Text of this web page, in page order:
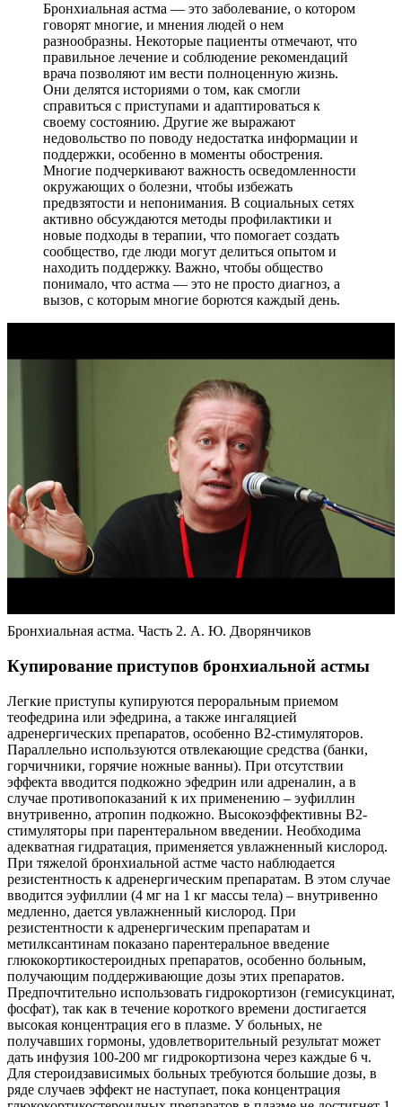
Бронхиальная астма — это заболевание, о котором
говорят многие, и мнения людей о нем
разнообразны. Некоторые пациенты отмечают, что
правильное лечение и соблюдение рекомендаций
врача позволяют им вести полноценную жизнь.
Они делятся историями о том, как смогли
справиться с приступами и адаптироваться к
своему состоянию. Другие же выражают
недовольство по поводу недостатка информации и
поддержки, особенно в моменты обострения.
Многие подчеркивают важность осведомленности
окружающих о болезни, чтобы избежать
предвзятости и непонимания. В социальных сетях
активно обсуждаются методы профилактики и
новые подходы в терапии, что помогает создать
сообщество, где люди могут делиться опытом и
находить поддержку. Важно, чтобы общество
понимало, что астма — это не просто диагноз, а
вызов, с которым многие борются каждый день.
Бронхиальная астма. Часть 2. А. Ю. Дворянчиков
Купирование приступов бронхиальной астмы
Легкие приступы купируются пероральным приемом
теофедрина или эфедрина, а также ингаляцией
адренергических препаратов, особенно В2-стимуляторов.
Параллельно используются отвлекающие средства (банки,
горчичники, горячие ножные ванны). При отсутствии
эффекта вводится подкожно эфедрин или адреналин, а в
случае противопоказаний к их применению – эуфиллин
внутривенно, атропин подкожно. Высокоэффективны В2-
стимуляторы при парентеральном введении. Необходима
адекватная гидратация, применяется увлажненный кислород.
При тяжелой бронхиальной астме часто наблюдается
резистентность к адренергическим препаратам. В этом случае
вводится эуфиллии (4 мг на 1 кг массы тела) – внутривенно
медленно, дается увлажненный кислород. При
резистентности к адренергическим препаратам и
метилксантинам показано парентеральное введение
глюкокортикостероидных препаратов, особенно больным,
получающим поддерживающие дозы этих препаратов.
Предпочтительно использовать гидрокортизон (гемисукцинат,
фосфат), так как в течение короткого времени достигается
высокая концентрация его в плазме. У больных, не
получавших гормоны, удовлетворительный результат может
дать инфузия 100-200 мг гидрокортизона через каждые 6 ч.
Для стероидзависимых больных требуются большие дозы, в
ряде случаев эффект не наступает, пока концентрация